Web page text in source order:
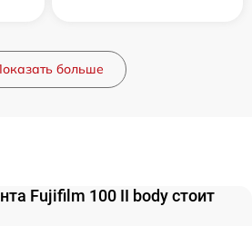
больше
Fujifilm 100 II body стоит